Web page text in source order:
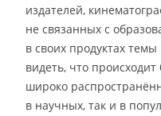
издателей,
не связанных с
в своих продуктах
видеть, что
широко
в научных, так и в